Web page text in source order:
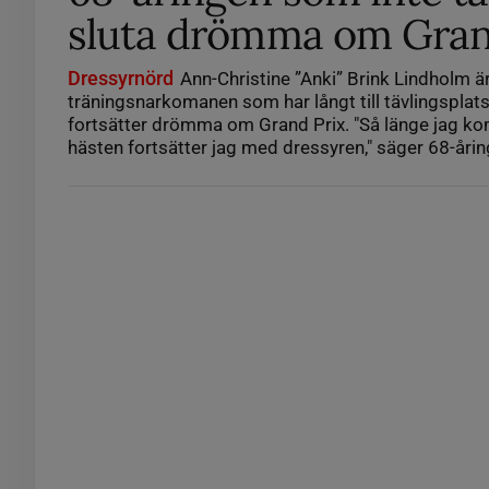
sluta drömma om
Dressyrnörd Ann-Christine ”Anki” Brink Lindholm
träningsnarkomanen som har långt till
fortsätter drömma om Grand Prix. "Så länge jag
hästen fortsätter jag med dressyren," säger 68-